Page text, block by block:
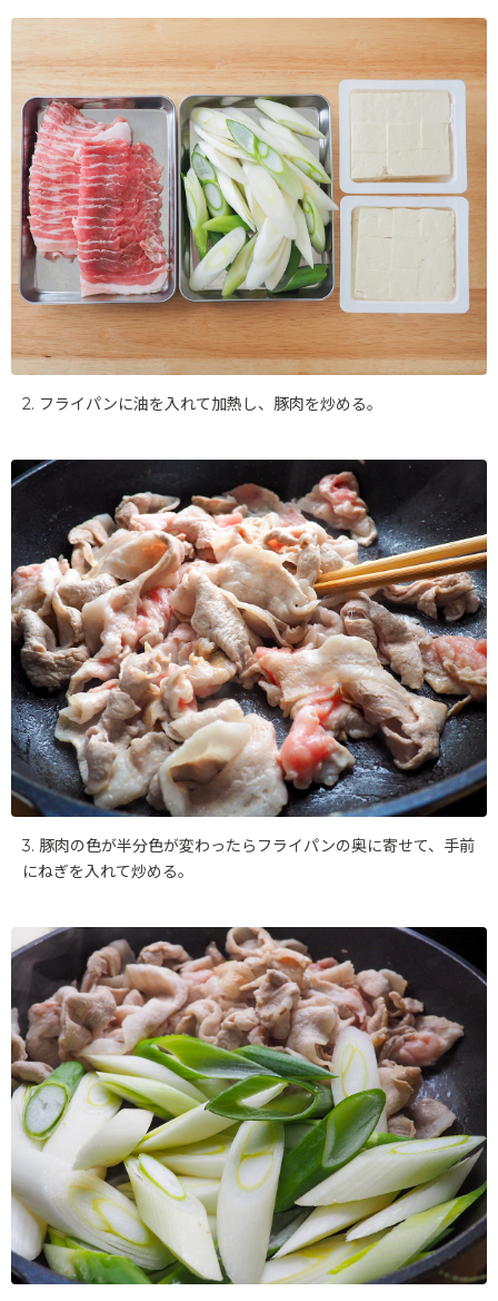
2. フライパンに油を入れて加熱し、豚肉を炒める。
3. 豚肉の色が半分色が変わったらフライパンの奥に寄せて、手前
にねぎを入れて炒める。